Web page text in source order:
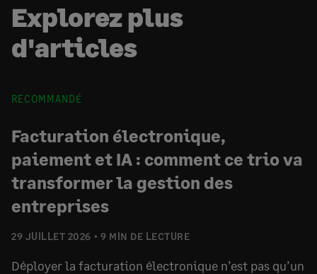
Explorez plus
d'articles
RECOMMANDÉ
29 JUILLET 2026 9 MIN DE LECTURE
Facturation électronique,
paiement et IA : comment ce trio va
transformer la gestion des
entreprises
Déployer la facturation électronique n’est pas qu’un